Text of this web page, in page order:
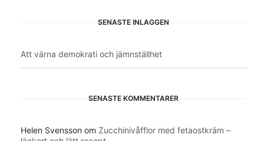
SENASTE INLÄGGEN
Att värna demokrati och jämnställhet
SENASTE KOMMENTARER
Helen Svensson om Zucchinivåfflor med fetaostkräm –